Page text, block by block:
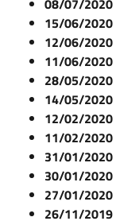
08/07/2020
15/06/2020
12/06/2020
11/06/2020
28/05/2020
14/05/2020
12/02/2020
11/02/2020
31/01/2020
30/01/2020
27/01/2020
26/11/2019